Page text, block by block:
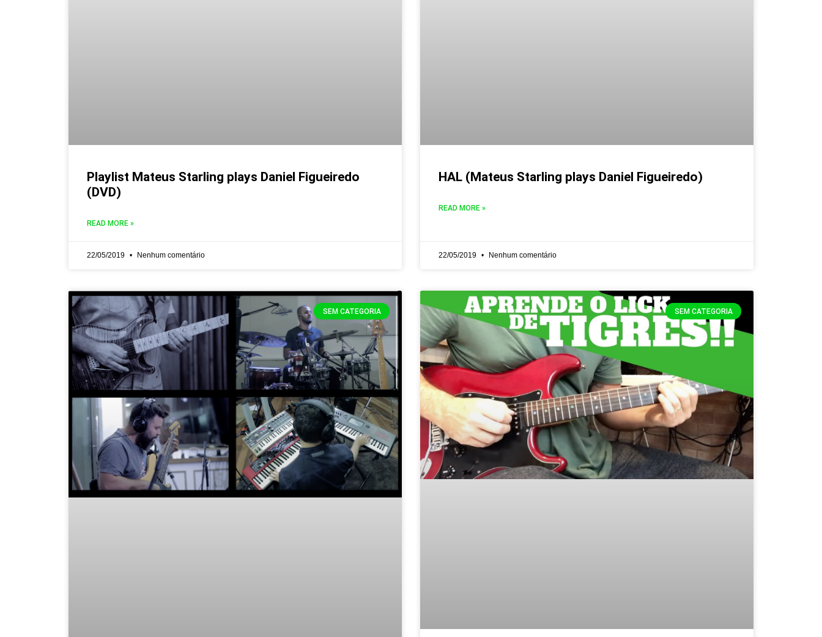
Playlist Mateus Starling plays Daniel Figueiredo
(DVD)
READ MORE »
22/05/2019 Nenhum comentário
HAL (Mateus Starling plays Daniel Figueiredo)
READ MORE »
22/05/2019 Nenhum comentário
SEM CATEGORIA SEM CATEGORIA